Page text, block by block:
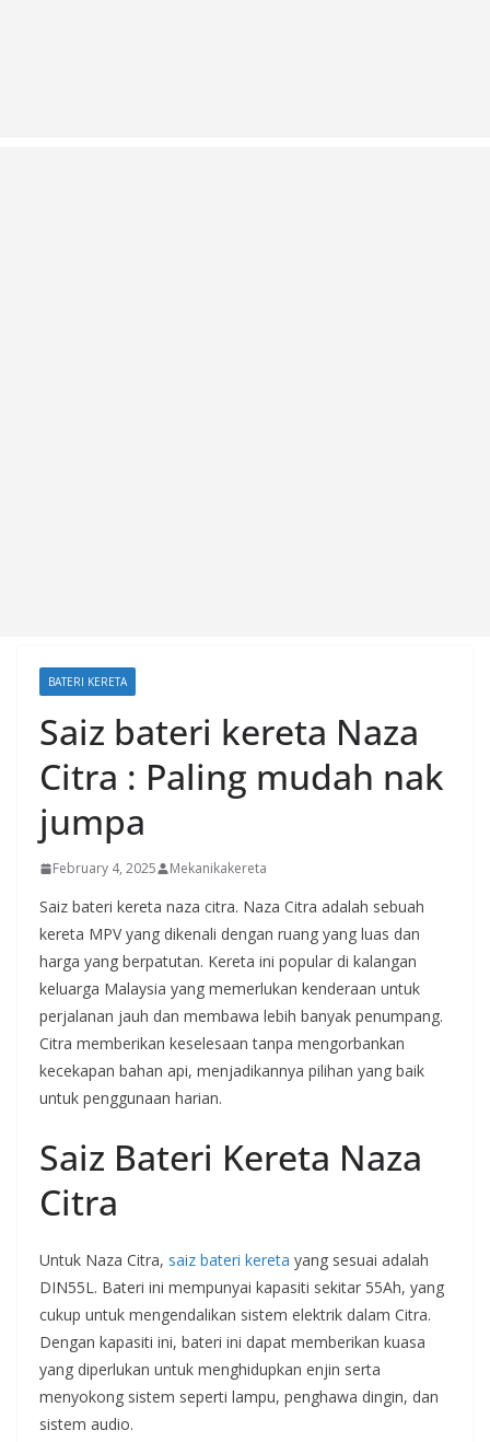
BATERI KERETA
Saiz bateri kereta Naza
Citra : Paling mudah nak
jumpa
February 4, 2025 Mekanikakereta
Saiz bateri kereta naza citra. Naza Citra adalah sebuah
kereta MPV yang dikenali dengan ruang yang luas dan
harga yang berpatutan. Kereta ini popular di kalangan
keluarga Malaysia yang memerlukan kenderaan untuk
perjalanan jauh dan membawa lebih banyak penumpang.
Citra memberikan keselesaan tanpa mengorbankan
kecekapan bahan api, menjadikannya pilihan yang baik
untuk penggunaan harian.
Saiz Bateri Kereta Naza
Citra
Untuk Naza Citra, saiz bateri kereta yang sesuai adalah
DIN55L. Bateri ini mempunyai kapasiti sekitar 55Ah, yang
cukup untuk mengendalikan sistem elektrik dalam Citra.
Dengan kapasiti ini, bateri ini dapat memberikan kuasa
yang diperlukan untuk menghidupkan enjin serta
menyokong sistem seperti lampu, penghawa dingin, dan
sistem audio.